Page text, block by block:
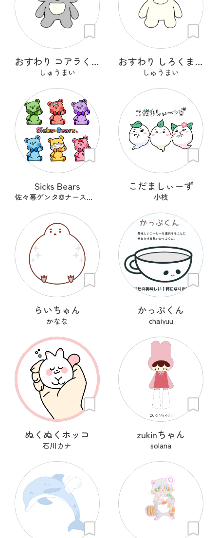
おすわり コアラくん
しゅうまい
おすわり しろくまくん
しゅうまい
Sicks Bears
佐々暮ゲンタ@ナース兼描き
こだましぃーず
小枝
らいちゅん
かなな
かっぷくん
chaiyuu
ぬくぬくホッコ
石川カナ
zukinちゃん
solana